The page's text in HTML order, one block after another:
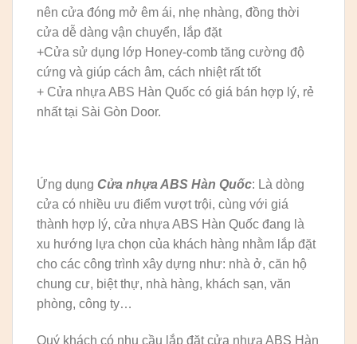
nên cửa đóng mở êm ái, nhẹ nhàng, đồng thời
cửa dễ dàng vận chuyển, lắp đặt
+Cửa sử dụng lớp Honey-comb tăng cường độ
cứng và giúp cách âm, cách nhiệt rất tốt
+ Cửa nhựa ABS Hàn Quốc có giá bán hợp lý, rẻ
nhất tại Sài Gòn Door.
Ứng dụng Cửa nhựa ABS Hàn Quốc: Là dòng
cửa có nhiều ưu điểm vượt trội, cùng với giá
thành hợp lý, cửa nhựa ABS Hàn Quốc đang là
xu hướng lựa chọn của khách hàng nhằm lắp đặt
cho các công trình xây dựng như: nhà ở, căn hộ
chung cư, biệt thự, nhà hàng, khách sạn, văn
phòng, công ty…
Quý khách có nhu cầu lắp đặt cửa nhựa ABS Hàn